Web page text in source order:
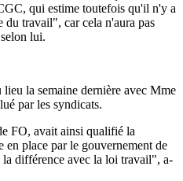
qui estime toutefois qu'il n'y a
du travail", car cela n'aura pas
lui.
la semaine dernière avec Mme
par les syndicats.
FO, avait ainsi qualifié la
en place par le gouvernement de
différence avec la loi travail", a-